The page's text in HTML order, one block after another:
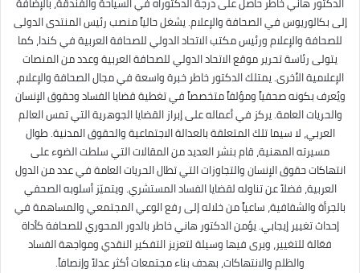
إلى بكالوريوس في الصحافة والإعلام. يشغل حالياً منصب رئيس المنتدى الدولى
للصحافة والإعلام ورئيس مكتب الاتحاد الدولي للصحافة العربية في كندا، كما
يتولى رئاسة تحرير موقع الاتحاد الدولي للصحافة العربية وعدد من المنصات
الإعلامية الأخرى. يمتلك الدكتور خاطر خبرة واسعة في مجال الصحافة والإعلام،
ويُعرف بكونه صحفياً ومؤلفاً متخصصاً في تغطية قضايا الفساد وحقوق الإنسان
والحريات العامة. يركز في أعماله على إبراز القضايا الجوهرية التي تمس العالم
العربي، لا سيما تلك المتعلقة بالعدالة الاجتماعية والحقوق المدنية. طوال
مسيرته المهنية، قام بنشر العديد من المقالات التي سلطت الضوء على
انتهاكات حقوق الإنسان والتجاوزات التي تطال الحريات العامة في عدد من الدول
العربية، فضلاً عن تناوله لقضايا الفساد المستشري. ويتميّز أسلوبه الصحفي
بالجرأة والشفافية، ساعياً من خلاله إلى رفع الوعي المجتمعي والمساهمة في
إحداث تغيير إيجابي. يؤمن الدكتور هاني خاطر بالدور المحوري للصحافة كأداة
فعّالة للتغيير، ويرى فيها وسيلة لتعزيز التفكير النقدي ومواجهة الفساد
والظلم والانتهاكات، بهدف بناء مجتمعات أكثر عدلاً وإنصافاً.